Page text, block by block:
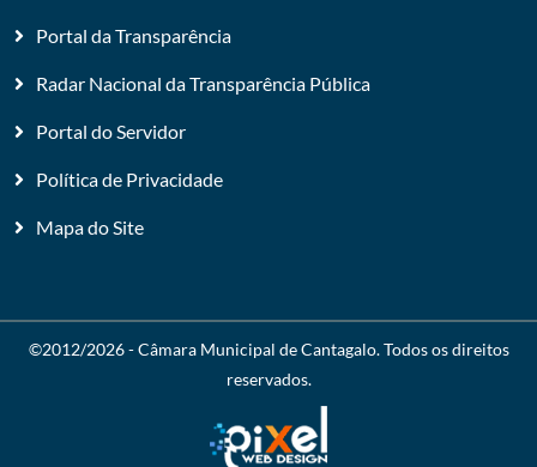
Portal da Transparência
Radar Nacional da Transparência Pública
Portal do Servidor
Política de Privacidade
Mapa do Site
©2012/2026 -Câmara Municipal de Cantagalo. Todos os direitos
reservados.